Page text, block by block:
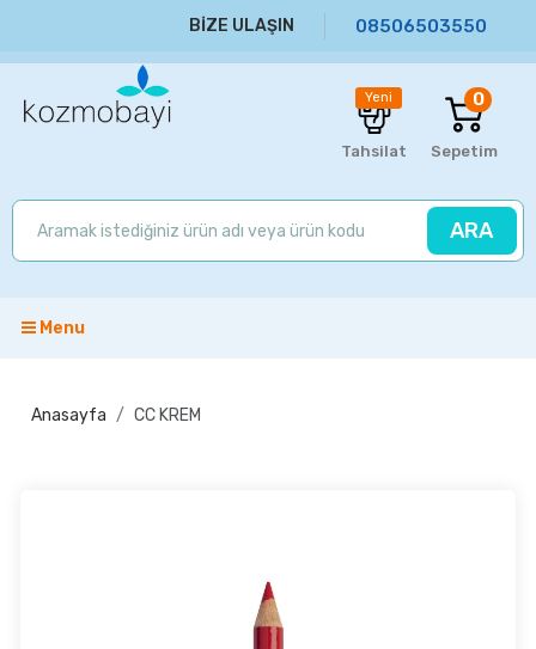
BİZE ULAŞIN 08506503550
ARA
Yeni
Tahsilat Sepetim
0
Menu
Anasayfa CC KREM